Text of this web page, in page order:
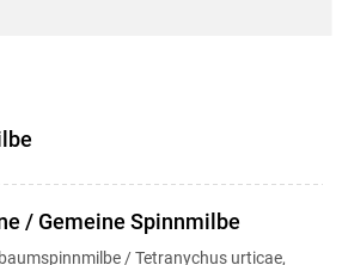
/ Gemeine Spinnmilbe
/ Tetranychus urticae,